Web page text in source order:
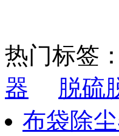
热门标签：
器
脱硫
布袋除